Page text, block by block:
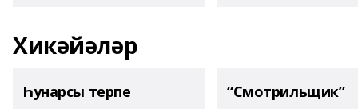
Хикәйәләр
Һунарсы терпе “Смотрильщик”